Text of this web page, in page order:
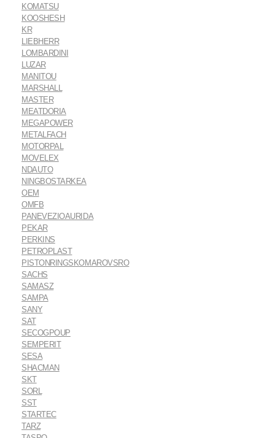
KOMATSU
KOOSHESH
KR
LIEBHERR
LOMBARDINI
LUZAR
MANITOU
MARSHALL
MASTER
MEATDORIA
MEGAPOWER
METALFACH
MOTORPAL
MOVELEX
NDAUTO
NINGBOSTARKEA
OEM
OMFB
PANEVEZIOAURIDA
PEKAR
PERKINS
PETROPLAST
PISTONRINGSKOMAROVSRO
SACHS
SAMASZ
SAMPA
SANY
SAT
SECOGPOUP
SEMPERIT
SESA
SHACMAN
SKT
SORL
SST
STARTEC
TARZ